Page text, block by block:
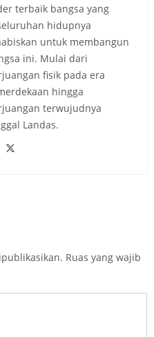
terbaik bangsa yang
hidupnya
untuk membangun
ini. Mulai dari
fisik pada era
hingga
terwujudnya
Landas.
Ruas yang wajib